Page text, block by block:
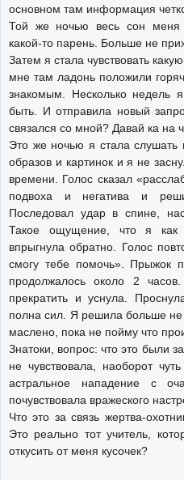
основном там информация
Той же ночью весь сон меня
какой-то парень. Больше не
Затем я стала чувствовать
мне там ладонь положили
знакомым. Несколько недель
быть. И отправила новый
связался со мной? Давай ка на
Это же ночью я стала слушать
образов и картинок и я не
времени. Голос сказал
подвоха и негатива и
Последовал удар в спине,
Такое ощущение, что я как
впрыгнула обратно. Голос
смогу тебе помочь». Прыжок
продолжалось около 2
прекратить и уснула.
полна сил. Я решила больше не
маслено, пока не пойму что
Знатоки, вопрос: что это были
не чувствовала, наоборот
астральное нападение с
почувствовала вражеского
Что это за связь жертва-
Это реально тот учитель,
откусить от меня кусочек?